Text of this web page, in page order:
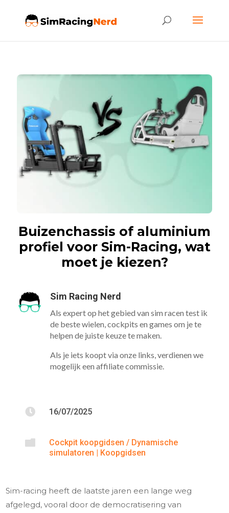
Buizenchassis of aluminium
profiel voor Sim-Racing, wat
moet je kiezen?
Sim Racing Nerd
Als expert op het gebied van sim racen test ik
de beste wielen, cockpits en games om je te
helpen de juiste keuze te maken.
Als je iets koopt via onze links, verdienen we
mogelijk een affiliate commissie.
 16/07/2025

Cockpit koopgidsen / Dynamische
simulatoren | Koopgidsen
Sim-racing heeft de laatste jaren een lange weg
afgelegd, vooral door de democratisering van